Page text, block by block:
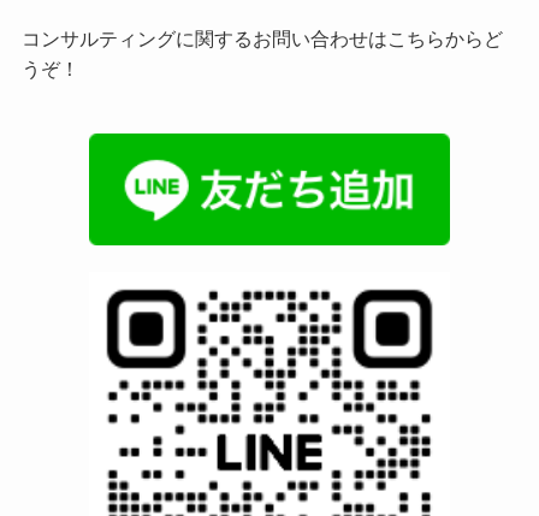
コンサルティングに関するお問い合わせはこちらからど
うぞ！